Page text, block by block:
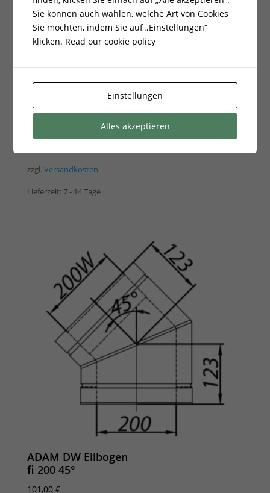
Doppelwandiges
Schornsteinrohr fi
zzgl. Versandkosten
Lieferzeit: 7 - 14 Tage
ADAM DW Ellbogen
fi 200 45°
101,00 €
Sie können auch wählen, welche Art von Cookies
Sie möchten, indem Sie auf „Einstellungen“
klicken. Read our cookie policy
Einstellungen
Alles akzeptieren